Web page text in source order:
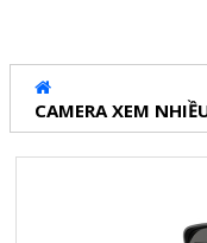
CAMERA XEM